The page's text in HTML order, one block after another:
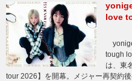
love
tough
は、東
tour 2026】を開幕。メジャー再契約